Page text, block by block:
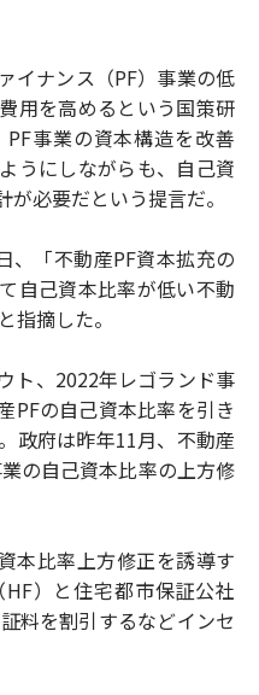
イナンス（PF）事業の低
用を高めるという国策研
事業の資本構造を改善
うにしながらも、自己資
必要だという提言だ。
、「不動産PF資本拡充の
自己資本比率が低い不動
指摘した。
ト、2022年レゴランド事
PFの自己資本比率を引き
政府は昨年11月、不動産
の自己資本比率の上方修
本比率上方修正を誘導す
）と住宅都市保証公社
料を割引するなどインセ